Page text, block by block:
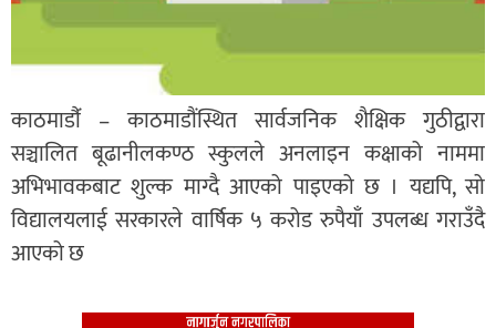
काठमाडौंं – काठमाडौंस्थित सार्वजनिक शैक्षिक गुठीद्वारा
सञ्चालित बूढानीलकण्ठ स्कुलले अनलाइन कक्षाको नाममा
अभिभावकबाट शुल्क माग्दै आएको पाइएको छ । यद्यपि, सो
विद्यालयलाई सरकारले वार्षिक ५ करोड रुपैयाँ उपलब्ध गराउँदै
आएको छ